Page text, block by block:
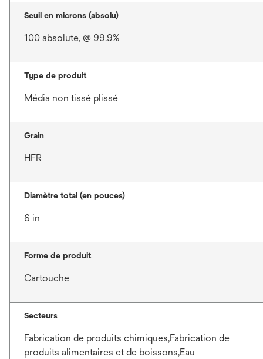
Seuil en microns (absolu)
100 absolute, @ 99.9%
Type de produit
Média non tissé plissé
Grain
HFR
Diamètre total (en pouces)
6 in
Forme de produit
Cartouche
Secteurs
Fabrication de produits chimiques,Fabrication de
produits alimentaires et de boissons,Eau